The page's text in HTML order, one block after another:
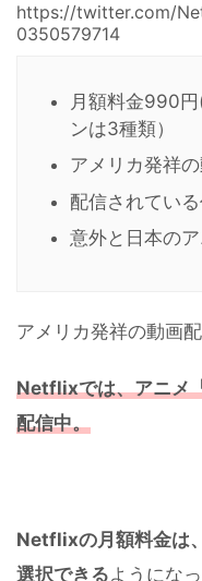
https://twitter.com/
0350579714
月額料金990
ンは3種類）
アメリカ発祥
配信されてい
意外と日本の
アメリカ発祥の動画
Netflixでは、アニメ
配信中。
Netflixの月額料金は
選択できるようにな